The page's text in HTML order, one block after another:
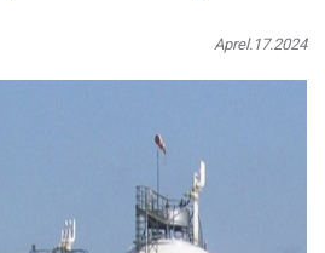
Aprel.17.2024